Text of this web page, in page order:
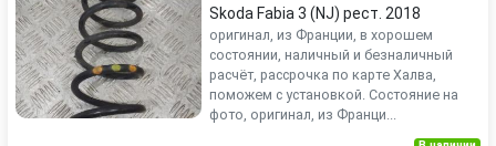
Skoda Fabia 3 (NJ) рест. 2018
оригинал, из Франции, в хорошем
состоянии, наличный и безналичный
расчёт, рассрочка по карте Халва,
поможем с установкой. Состояние на
фото, оригинал, из Франци...